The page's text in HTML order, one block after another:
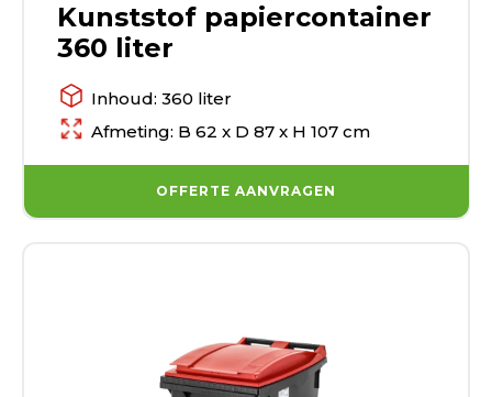
Kunststof papiercontainer
360 liter
Inhoud: 360 liter
Afmeting: B 62 x D 87 x H 107 cm
OFFERTE AANVRAGEN